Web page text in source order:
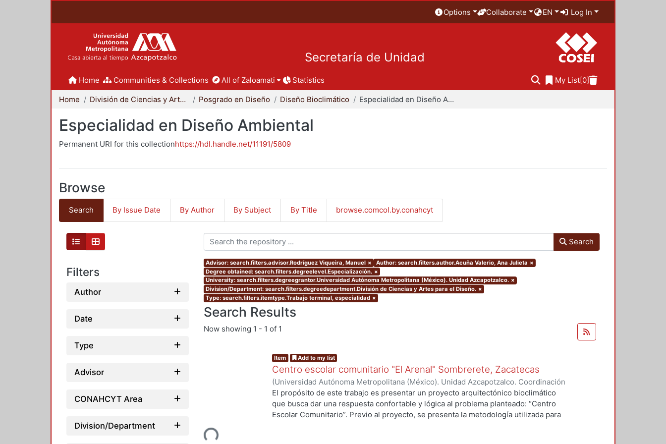
Options Collaborate EN Log In
Secretaría de Unidad
Home Communities & Collections All of Zaloamati Statistics My List[0]
Home División de Ciencias y Artes para el Diseño Posgrado en Diseño Diseño Bioclimático Especialidad en Diseño Ambiental
Especialidad en Diseño Ambiental
Permanent URI for this collectionhttps://hdl.handle.net/11191/5809
Browse
Search By Issue Date By Author By Subject By Title browse.comcol.by.conahcyt
Filters
Author
Date
Type
Advisor
CONAHCYT Area
Division/Department
Search
Advisor: search.filters.advisor.Rodríguez Viqueira, Manuel × Author: search.filters.author.Acuña Valerio, Ana Julieta ×
Degree obtained: search.filters.degreelevel.Especialización. ×
University: search.filters.degreegrantor.Universidad Autónoma Metropolitana (México). Unidad Azcapotzalco. ×
Division/Department: search.filters.degreedepartment.División de Ciencias y Artes para el Diseño. ×
Type: search.filters.itemtype.Trabajo terminal, especialidad ×
Search Results
Now showing 1 - 1 of 1
Loading...
Item Add to my list
Centro escolar comunitario "El Arenal" Sombrerete, Zacatecas
(Universidad Autónoma Metropolitana (México). Unidad Azcapotzalco. Coordinación
de Servicios de Información.,2007-07)Acuña Valerio, Ana Julieta
El propósito de este trabajo es presentar un proyecto arquitectónico bioclimático
que busca dar una respuesta confortable y lógica al problema planteado: “Centro
Escolar Comunitario”. Previo al proyecto, se presenta la metodología utilizada para